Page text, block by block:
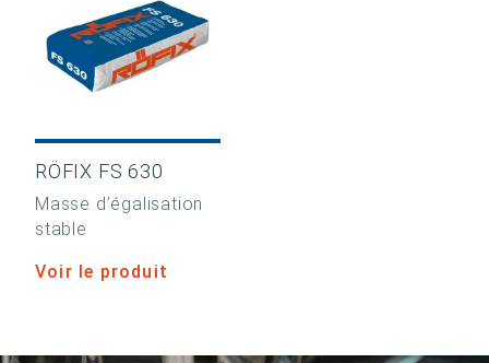
RÖFIX FS 630
Masse d’égalisation
stable
Voir le produit